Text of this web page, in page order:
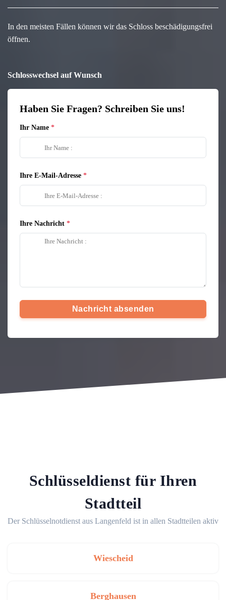
In den meisten Fällen können wir das Schloss beschädigungsfrei
öffnen.
Schlosswechsel auf Wunsch
Haben Sie Fragen? Schreiben Sie uns!
Ihr Name
Ihre E-Mail-Adresse
Ihre Nachricht
Nachricht absenden
Schlüsseldienst für Ihren
Stadtteil
Der Schlüsselnotdienst aus Langenfeld ist in allen Stadtteilen aktiv
Wiescheid
Berghausen